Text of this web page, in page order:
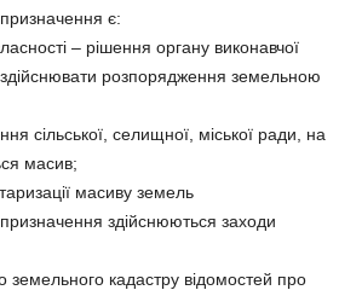
призначення є:
– рішення органу виконавчої
розпорядження земельною
сільської, селищної, міської ради, на
масив;
масиву земель
призначення здійснюються заходи
кадастру відомостей про